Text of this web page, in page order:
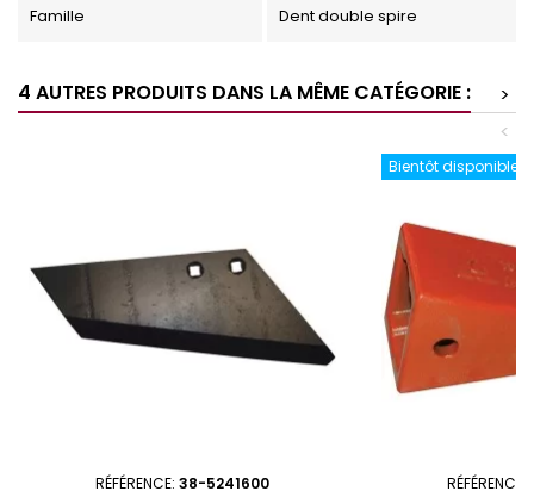
Famille Dent double spire
4 AUTRES PRODUITS DANS LA MÊME CATÉGORIE :
>
<
RÉFÉRENCE: 38-5241600
Bientôt disponible
RÉFÉRENCE: